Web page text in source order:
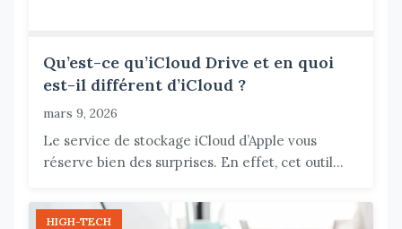
Qu’est-ce qu’iCloud Drive et en quoi
est-il différent d’iCloud ?
mars 9, 2026
Le service de stockage iCloud d’Apple vous
réserve bien des surprises. En effet, cet outil...
HIGH-TECH